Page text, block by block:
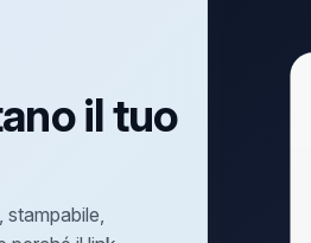
il tuo
stampabile,